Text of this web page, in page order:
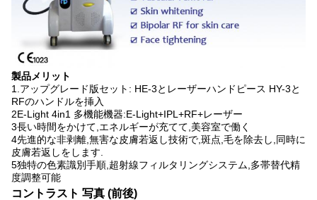
製品メリット
1.アップグレード版セット: HE-3とレーザーハンドピース HY-3と
RFのハンドルを挿入
2E-Light 4in1 多機能機器:E-Light+IPL+RF+レーザー
3長い時間をかけて,エネルギーが充てて,美容室で働く
4先進的な非剥離,無害な皮膚若返し技術で,斑点,毛を除去し,同時に
皮膚若返しをします.
5独特の色素識別手順,超射線フィルタリングシステム,多帯替代精
度調整可能
コントラスト 写真 (前後)